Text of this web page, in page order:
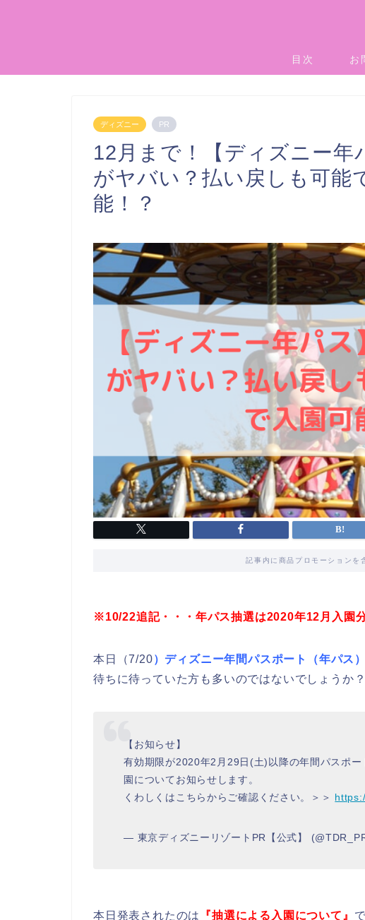
目次 お
ディズニー PR
12月まで！【ディズニー年
がヤバい？払い戻しも可能
能！？
記事内に商品プロモーションを
※10/22追記・・・年パス抽選は2020年12月入園
本日（7/20）ディズニー年間パスポート（年パス
待ちに待っていた方も多いのではないでしょうか？
【お知らせ】
有効期限が2020年2月29日(土)以降の年間パスポ
園についてお知らせします。
くわしくはこちらからご確認ください。＞＞
— 東京ディズニーリゾートPR【公式】
本日発表されたのは 『抽選による入園について』